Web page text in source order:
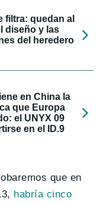
filtra: quedan al
diseño y las
del heredero
en China la
que Europa
el UNYX 09
en el ID.9
que en
habría cinco